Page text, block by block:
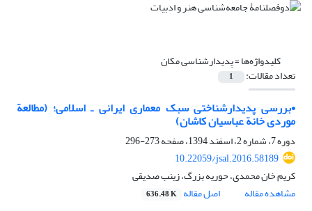
کلیدواژه‌ها =پدیدار‌شناسی مکان
تعداد مقالات: 1
•بررسی پدیدارشناختی سبک معماری ایرانی ـ اسلامی؛ (مطالعة
موردی خانة عباسیان کاشان)
دوره 7، شماره 2، اسفند 1394، صفحه
273-296
10.22059/jsal.2016.58189
کریم خان محمدی، حوریه بزرگ، زینب صدیقی
مشاهده مقاله
اصل مقاله 636.48 K